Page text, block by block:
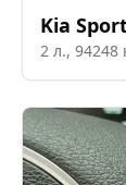
Kia
2 л., 94248